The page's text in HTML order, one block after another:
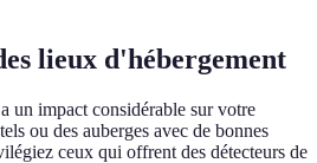
lieux d'hébergement
un impact considérable sur votre
ou des auberges avec de bonnes
ceux qui offrent des détecteurs de